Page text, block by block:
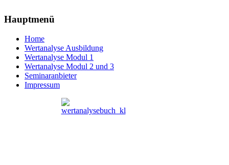
Hauptmenü
Home
Wertanalyse Ausbildung
Wertanalyse Modul 1
Wertanalyse Modul 2 und 3
Seminaranbieter
Impressum